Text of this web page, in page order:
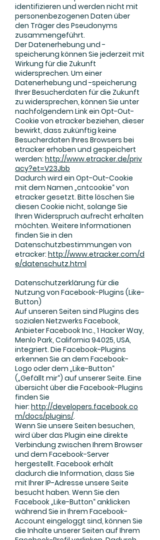
identifizieren und werden nicht mit
personenbezogenen Daten über
den Träger des Pseudonyms
zusammengeführt.
Der Datenerhebung und -
speicherung können Sie jederzeit mit
Wirkung für die Zukunft
widersprechen. Um einer
Datenerhebung und -speicherung
Ihrer Besucherdaten für die Zukunft
zu widersprechen, können Sie unter
nachfolgendem Link ein Opt-Out-
Cookie von etracker beziehen, dieser
bewirkt, dass zukünftig keine
Besucherdaten Ihres Browsers bei
etracker erhoben und gespeichert
werden: http://www.etracker.de/priv
acy?et=V23Jbb
Dadurch wird ein Opt-Out-Cookie
mit dem Namen „cntcookie“ von
etracker gesetzt. Bitte löschen Sie
diesen Cookie nicht, solange Sie
Ihren Widerspruch aufrecht erhalten
möchten. Weitere Informationen
finden Sie in den
Datenschutzbestimmungen von
etracker: http://www.etracker.com/d
e/datenschutz.html
Datenschutzerklärung für die
Nutzung von Facebook-Plugins (Like-
Button)
Auf unseren Seiten sind Plugins des
sozialen Netzwerks Facebook,
Anbieter Facebook Inc., 1 Hacker Way,
Menlo Park, California 94025, USA,
integriert. Die Facebook-Plugins
erkennen Sie an dem Facebook-
Logo oder dem „Like-Button“
(„Gefällt mir“) auf unserer Seite. Eine
übersicht über die Facebook-Plugins
finden Sie
hier: http://developers.facebook.co
m/docs/plugins/.
Wenn Sie unsere Seiten besuchen,
wird über das Plugin eine direkte
Verbindung zwischen Ihrem Browser
und dem Facebook-Server
hergestellt. Facebook erhält
dadurch die Information, dass Sie
mit Ihrer IP-Adresse unsere Seite
besucht haben. Wenn Sie den
Facebook „Like-Button“ anklicken
während Sie in Ihrem Facebook-
Account eingeloggt sind, können Sie
die Inhalte unserer Seiten auf Ihrem